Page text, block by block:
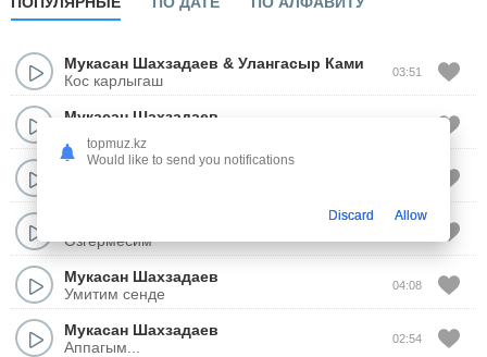
Мукасан Шахзадаев & Улангасыр Ками
Кос карлыгаш
03:51
Мукасан Шахзадаев
Мукасан Шахзадаев&Мейрамбек Бесбаев
Ернар Айдар
Озгермесим
Мукасан Шахзадаев
Умитим сенде
04:08
Мукасан Шахзадаев
Аппагым...
02:54
topmuz.kz
Would like to send you notifications
Discard Allow